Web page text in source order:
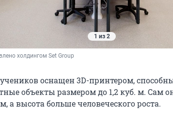
1 из 2
холдингом Set Group
оснащен 3D-принтером,
объекты размером до 1,2 куб. м. Сам
а высота больше человеческого роста.